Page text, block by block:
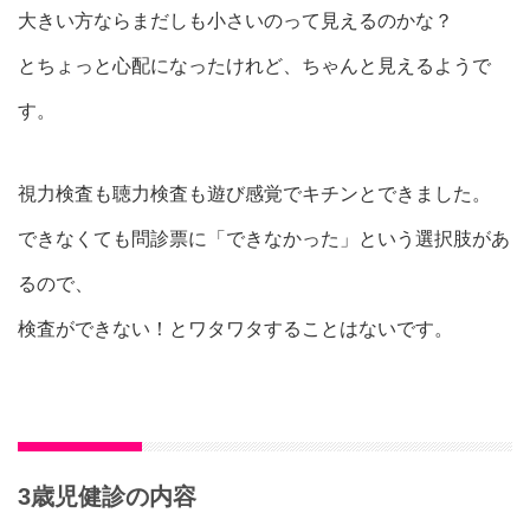
大きい方ならまだしも小さいのって見えるのかな？
とちょっと心配になったけれど、ちゃんと見えるようで
す。
視力検査も聴力検査も遊び感覚でキチンとできました。
できなくても問診票に「できなかった」という選択肢があ
るので、
検査ができない！とワタワタすることはないです。
3歳児健診の内容